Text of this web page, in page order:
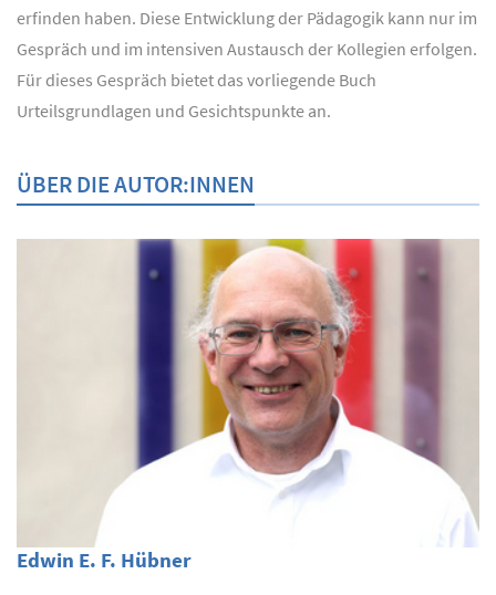
erfinden haben. Diese Entwicklung der Pädagogik kann nur im
Gespräch und im intensiven Austausch der Kollegien erfolgen.
Für dieses Gespräch bietet das vorliegende Buch
Urteilsgrundlagen und Gesichtspunkte an.
ÜBER DIE AUTOR:INNEN
Edwin E. F. Hübner